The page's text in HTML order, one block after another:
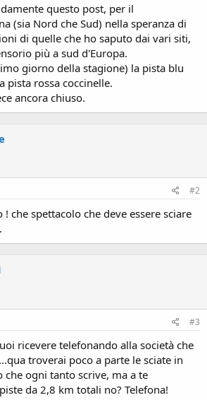
questo post, per il
(sia Nord che Sud) nella speranza di
di quelle che ho saputo dai vari siti,
più a sud d'Europa.
giorno della stagione) la pista blu
pista rossa coccinelle.
ancora chiuso.
#2
che spettacolo che deve essere sciare
#3
ricevere telefonando alla società che
troverai poco a parte le sciate in
ogni tanto scrive, ma a te
da 2,8 km totali no? Telefona!